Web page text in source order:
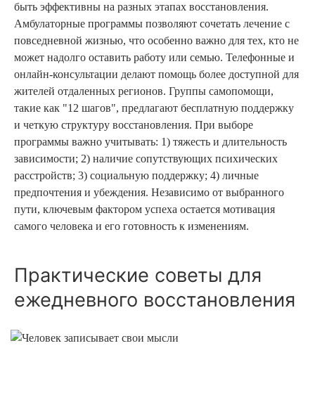
быть эффективны на разных этапах восстановления.
Амбулаторные программы позволяют сочетать лечение с
повседневной жизнью, что особенно важно для тех, кто не
может надолго оставить работу или семью. Телефонные и
онлайн-консультации делают помощь более доступной для
жителей отдаленных регионов. Группы самопомощи,
такие как "12 шагов", предлагают бесплатную поддержку
и четкую структуру восстановления. При выборе
программы важно учитывать: 1) тяжесть и длительность
зависимости; 2) наличие сопутствующих психических
расстройств; 3) социальную поддержку; 4) личные
предпочтения и убеждения. Независимо от выбранного
пути, ключевым фактором успеха остается мотивация
самого человека и его готовность к изменениям.
Практические советы для
ежедневного восстановления